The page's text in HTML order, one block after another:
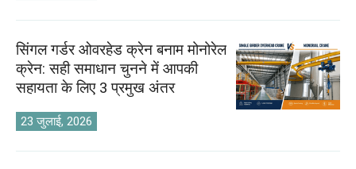
सिंगल गर्डर ओवरहेड क्रेन बनाम मोनोरेल
क्रेन: सही समाधान चुनने में आपकी
सहायता के लिए 3 प्रमुख अंतर
23 जुलाई, 2026